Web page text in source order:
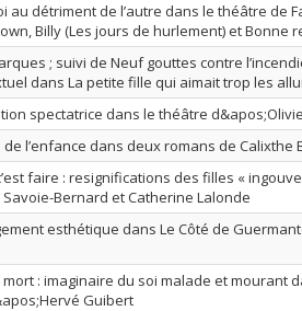
au détriment de l’autre dans le théâtre de
Billy (Les jours de hurlement) et Bonne
; suivi de Neuf gouttes contre
dans La petite fille qui aimait trop les
spectatrice dans le théâtre
l’enfance dans deux romans de Calixthe
faire : resignifications des filles «
Savoie-Bernard et Catherine Lalonde
esthétique dans Le Côté de
: imaginaire du soi malade et mourant
Guibert